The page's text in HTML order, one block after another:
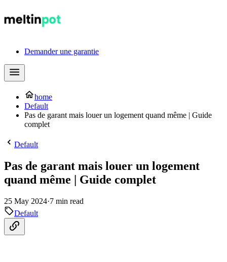
Demander une garantie
home
Default
Pas de garant mais louer un logement quand même | Guide
complet
Default
Pas de garant mais louer un logement
quand même | Guide complet
25 May 2024·7 min read
Default